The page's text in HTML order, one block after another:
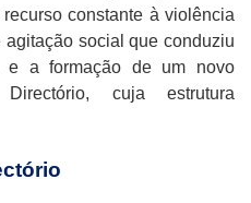
constante à violência
social que conduziu
e a formação de um novo
cuja estrutura